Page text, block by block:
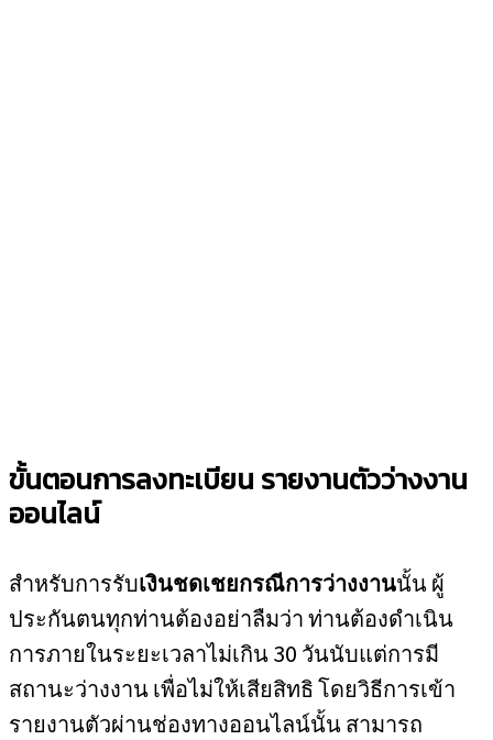
ขั้นตอนการลงทะเบียน รายงานตัวว่างงาน
ออนไลน์
สำหรับการรับเงินชดเชยกรณีการว่างงานนั้น ผู้
ประกันตนทุกท่านต้องอย่าลืมว่า ท่านต้องดำเนิน
การภายในระยะเวลาไม่เกิน 30 วันนับแต่การมี
สถานะว่างงาน เพื่อไม่ให้เสียสิทธิ โดยวิธีการเข้า
รายงานตัวผ่านช่องทางออนไลน์นั้น สามารถ